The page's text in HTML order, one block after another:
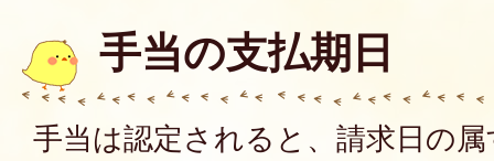
手当の支払期日
手当は認定されると、請求日の